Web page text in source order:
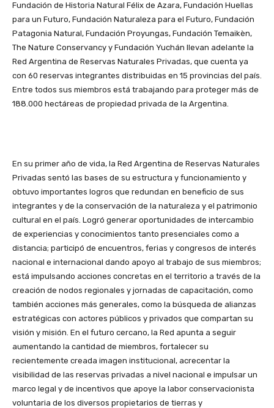
Fundación de Historia Natural Félix de Azara, Fundación Huellas
para un Futuro, Fundación Naturaleza para el Futuro, Fundación
Patagonia Natural, Fundación Proyungas, Fundación Temaikèn,
The Nature Conservancy y Fundación Yuchán llevan adelante la
Red Argentina de Reservas Naturales Privadas, que cuenta ya
con 60 reservas integrantes distribuidas en 15 provincias del país.
Entre todos sus miembros está trabajando para proteger más de
188.000 hectáreas de propiedad privada de la Argentina.
En su primer año de vida, la Red Argentina de Reservas Naturales
Privadas sentó las bases de su estructura y funcionamiento y
obtuvo importantes logros que redundan en beneficio de sus
integrantes y de la conservación de la naturaleza y el patrimonio
cultural en el país. Logró generar oportunidades de intercambio
de experiencias y conocimientos tanto presenciales como a
distancia; participó de encuentros, ferias y congresos de interés
nacional e internacional dando apoyo al trabajo de sus miembros;
está impulsando acciones concretas en el territorio a través de la
creación de nodos regionales y jornadas de capacitación, como
también acciones más generales, como la búsqueda de alianzas
estratégicas con actores públicos y privados que compartan su
visión y misión. En el futuro cercano, la Red apunta a seguir
aumentando la cantidad de miembros, fortalecer su
recientemente creada imagen institucional, acrecentar la
visibilidad de las reservas privadas a nivel nacional e impulsar un
marco legal y de incentivos que apoye la labor conservacionista
voluntaria de los diversos propietarios de tierras y